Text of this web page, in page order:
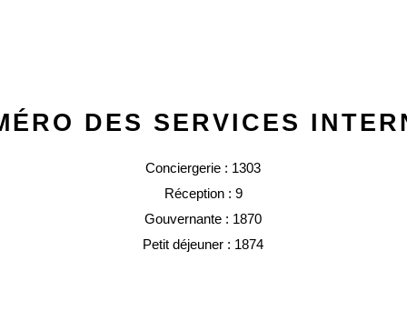
DES SERVICES
Conciergerie : 1303
Réception : 9
Gouvernante : 1870
Petit déjeuner : 1874